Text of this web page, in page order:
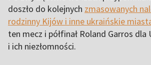
doszło do kolejnych zmasowanych
rodzinny Kijów i inne ukraińskie
ten mecz i półfinał Roland Garros
i ich niezłomności.